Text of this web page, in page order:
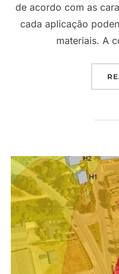
de acordo com as
cada aplicação
materiais. A